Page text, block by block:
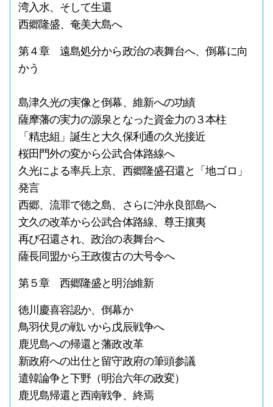
湾入水、そして生還
西郷隆盛、奄美大島へ
第４章 遠島処分から政治の表舞台へ、倒幕に向
かう
島津久光の実像と倒幕、維新への功績
薩摩藩の実力の源泉となった資金力の３本柱
「精忠組」誕生と大久保利通の久光接近
桜田門外の変から公武合体路線へ
久光による率兵上京、西郷隆盛召還と「地ゴロ」
発言
西郷、流罪で徳之島、さらに沖永良部島へ
文久の改革から公武合体路線、尊王攘夷
再び召還され、政治の表舞台へ
薩長同盟から王政復古の大号令へ
第５章 西郷隆盛と明治維新
徳川慶喜容認か、倒幕か
鳥羽伏見の戦いから戊辰戦争へ
鹿児島への帰還と藩政改革
新政府への出仕と留守政府の筆頭参議
遣韓論争と下野（明治六年の政変）
鹿児島帰還と西南戦争、終焉